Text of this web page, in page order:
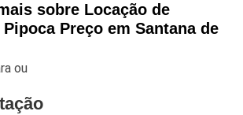
sobre Locação de
Preço em Santana de
ou